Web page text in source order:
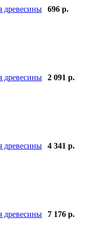
древесины 696 р.
древесины 2 091 р.
древесины 4 341 р.
древесины 7 176 р.